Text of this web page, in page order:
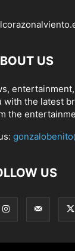
US
with the latest
the
US